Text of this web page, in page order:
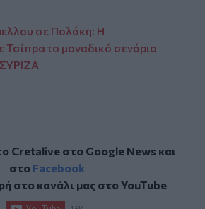
σε Πολάκη: Η
το μοναδικό σενάριο
Cretalive στο Google Newsκαι
στο Facebook
στο κανάλι μας στοYouTube